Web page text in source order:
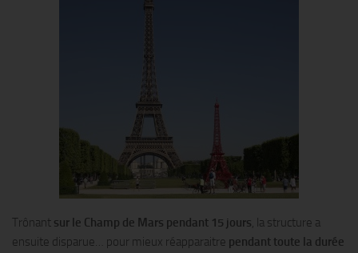
Trônant sur le Champ de Mars pendant 15 jours, la structure a
ensuite disparue… pour mieux réapparaitre pendant toute la durée